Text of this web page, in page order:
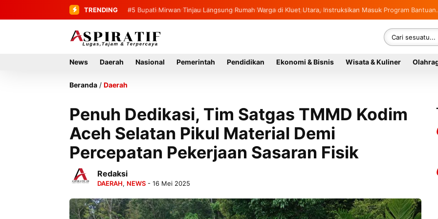
TRENDING #5 Bupati Mirwan Tinjau Langsung Rumah Warga di Kluet Utara, Instruksikan Masuk Program Bantuan
News Daerah Nasional Pemerintah Pendidikan Ekonomi & Bisnis Wisata & Kuliner
Beranda / Daerah
Penuh Dedikasi, Tim Satgas TMMD Kodim
Aceh Selatan Pikul Material Demi
Percepatan Pekerjaan Sasaran Fisik
Redaksi
DAERAH, NEWS - 16 Mei 2025